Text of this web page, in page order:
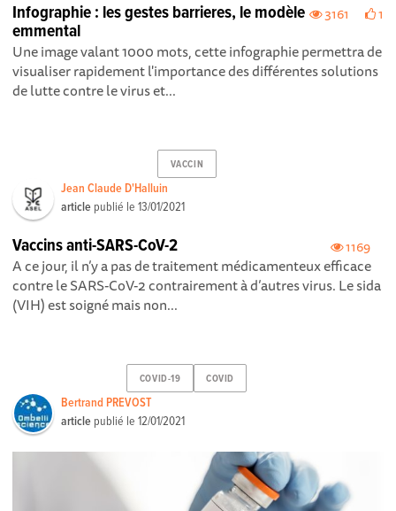
3161 1
Infographie : les gestes barrieres, le modèle
emmental
Une image valant 1000 mots, cette infographie permettra de
visualiser rapidement l'importance des différentes solutions
de lutte contre le virus et...
VACCIN
Jean Claude D'Halluin
article publié le13/01/2021
1169
Vaccins anti-SARS-CoV-2
A ce jour, il n’y a pas de traitement médicamenteux efficace
contre le SARS-CoV-2 contrairement à d’autres virus. Le sida
(VIH) est soigné mais non...
COVID-19 COVID
Bertrand PREVOST
article publié le12/01/2021